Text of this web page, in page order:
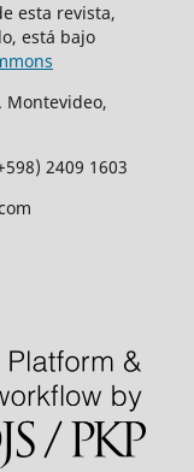
esta revista,
está bajo
Montevideo,
2409 1603